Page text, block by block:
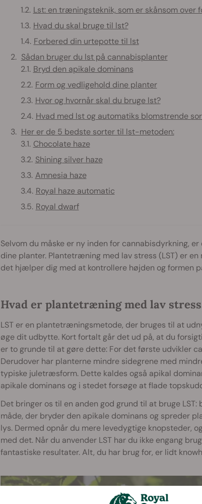
Lst: en træningsteknik, som er skånsom over
Hvad du skal bruge til lst?
Forbered din urtepotte til lst
Sådan bruger du lst på cannabisplanter
Bryd den apikale dominans
Form og vedligehold dine planter
Hvor og hvornår skal du bruge lst?
Hvad med lst og automatiks blomstrende
Her er de 5 bedste sorter til lst-metoden:
Chocolate haze
Shining silver haze
Amnesia haze
Royal haze automatic
Royal dwarf
Selvom du måske er ny inden for cannabisdyrkning,
dine planter. Plantetræning med lav stress (LST) er
det hjælper dig med at kontrollere højden og formen
Hvad er plantetræning med lav
LST er en plantetræningsmetode, der bruges til at
øge dit udbytte. Kort fortalt går det ud på, at du
er to grunde til at gøre dette: For det første udvikler
Derudover har planterne mindre sidegrene med
typiske juletræsform. Dette kaldes også apikal
apikale dominans og i stedet forsøge at flade
Det bringer os til en anden god grund til at bruge
måde, der bryder den apikale dominans og spreder
lys. Dermed opnår du mere levedygtige knopsteder,
med det. Når du anvender LST har du ikke engang
fantastiske resultater. Alt, du har brug for, er lidt